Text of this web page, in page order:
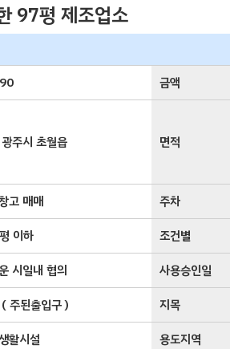
97평 제조업소
금액
주시 초월읍 면적
고 매매 주차
이하 조건별
시일내 협의 사용승인일
주된출입구 ) 지목
활시설 용도지역